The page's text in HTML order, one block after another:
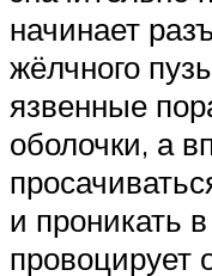
начинает
жёлчного
язвенные
оболочки, а
и проникать
провоцирует